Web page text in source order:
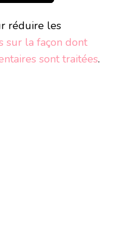
réduire les
sur la façon dont
sont traitées.